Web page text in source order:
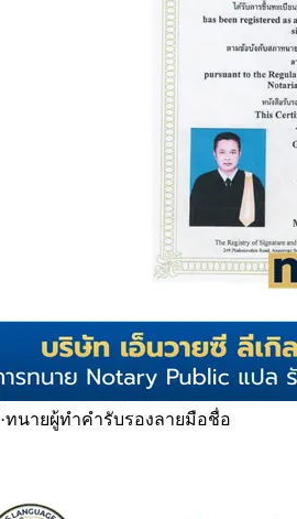
·ทนายผู้ทำคำรับรองลายมือชื่อ